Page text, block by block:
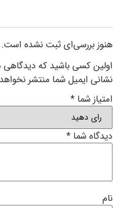
هنوز بررسی‌ای ثبت نشده است.
اولین کسی باشید که
نشانی ایمیل شما منتشر
امتیاز شما *
دیدگاه شما *
نام